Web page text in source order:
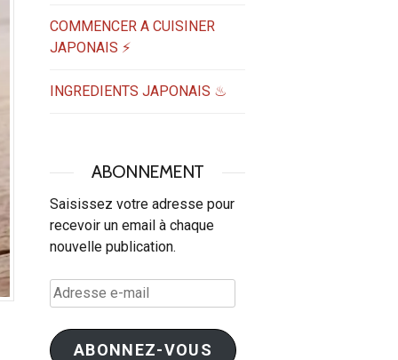
COMMENCER A CUISINER
JAPONAIS ⚡
INGREDIENTS JAPONAIS ♨
ABONNEMENT
Saisissez votre adresse pour
recevoir un email à chaque
nouvelle publication.
Adresse
e-
mail
ABONNEZ-VOUS